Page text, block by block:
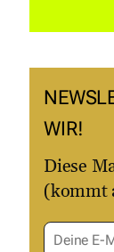
WIR!
Diese
(kommt